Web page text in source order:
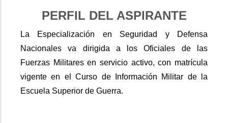
PERFIL DEL ASPIRANTE
La Especialización en Seguridad y Defensa
Nacionales va dirigida a los Oficiales de las
Fuerzas Militares en servicio activo, con matrícula
vigente en el Curso de Información Militar de la
Escuela Superior de Guerra.